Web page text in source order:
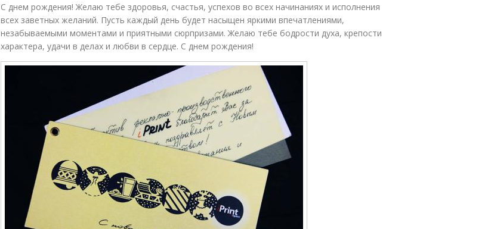
С днем рождения! Желаю тебе здоровья, счастья, успехов во всех начинаниях и исполнения
всех заветных желаний. Пусть каждый день будет насыщен яркими впечатлениями,
незабываемыми моментами и приятными сюрпризами. Желаю тебе бодрости духа, крепости
характера, удачи в делах и любви в сердце. С днем рождения!